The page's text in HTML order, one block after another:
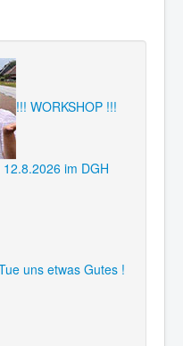
!!! WORKSHOP !!!
im DGH
uns etwas Gutes !